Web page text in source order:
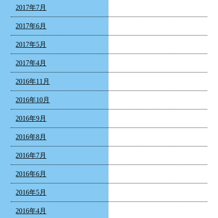
2017年7月
2017年6月
2017年5月
2017年4月
2016年11月
2016年10月
2016年9月
2016年8月
2016年7月
2016年6月
2016年5月
2016年4月